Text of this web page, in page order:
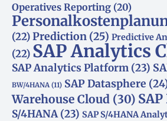
Operatives Reporting (20)
(22)Prediction (25) Predictive
(22) SAP Analytics
SAP Analytics Platform (23)
BW/4HANA (11) SAP Datasphere
Warehouse Cloud (30)
S/4HANA(23) SAP S/4HANA